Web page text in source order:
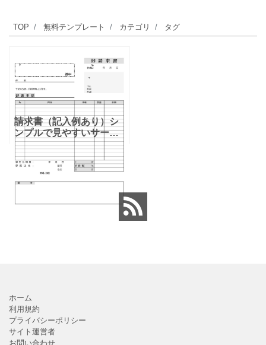
TOP 無料テンプレート カテゴリ タグ
請求書（記入例あり）シ
ンプルで見やすいサービ
スの報酬や納品した商品
で、使えるテンプレート
となります。ダウンロー
ドを頂く事で、「pdf-
ホーム
利用規約
プライバシーポリシー
サイト運営者
お問い合わせ